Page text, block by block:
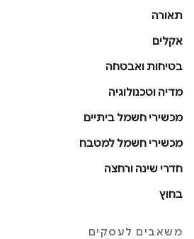
תאורה
אקלים
בטיחות ואבטחה
מדיה וטכנולוגיה
מכשירי חשמל ביתיים
מכשירי חשמל למטבח
חדרי שינה ורחצה
בחוץ
משאבים לעסקים